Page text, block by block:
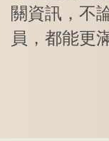
關資訊，不
員，都能更